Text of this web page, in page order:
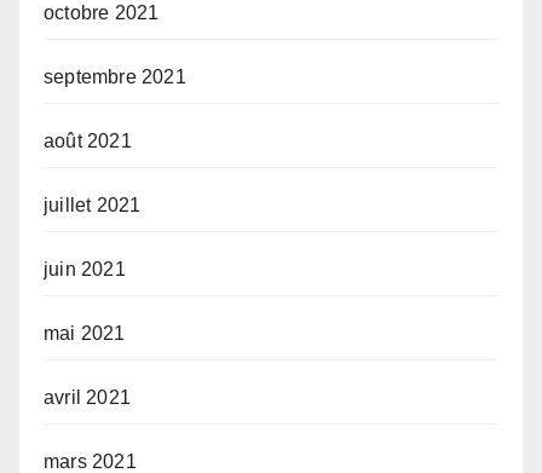
octobre 2021
septembre 2021
août 2021
juillet 2021
juin 2021
mai 2021
avril 2021
mars 2021